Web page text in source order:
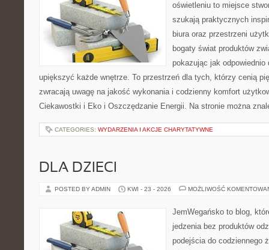
oświetleniu to miejsce
szukają praktycznych
biura oraz przestrzeni
bogaty świat produktów
pokazując jak odpowiednio
upiększyć każde wnętrze. To przestrzeń dla tych, którzy cenią
zwracają uwagę na jakość wykonania i codzienny komfort
Ciekawostki i Eko i Oszczędzanie Energii. Na stronie można
CATEGORIES: WYDARZENIA I AKCJE CHARYTATYWNE
DLA DZIECI
POSTED BY ADMIN KWI - 23 - 2026 MOŻLIWOŚĆ
JemWegańsko to blog,
jedzenia bez produktów
podejścia do codziennego